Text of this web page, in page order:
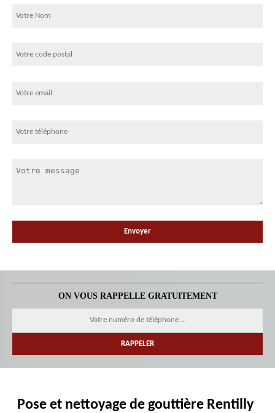
ON VOUS RAPPELLE GRATUITEMENT
Pose et nettoyage de gouttière Rentilly